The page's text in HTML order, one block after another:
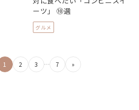
ーツ」 ⑩選
グルメ
1 2 3 … 7 »